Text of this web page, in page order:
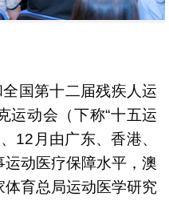
国第十二届残疾人运
运动会（下称“十五运
12月由广东、香港、
动医疗保障水平，澳
育总局运动医学研究